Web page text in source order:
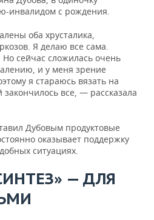
инвалидом с рождения.
оба хрусталика,
Я делаю все сама.
Но сейчас сложилась очень
и у меня зрение
я стараюсь вязать на
все, — рассказала
Дубовым продуктовые
оказывает поддержку
ситуациях.
— ДЛЯ